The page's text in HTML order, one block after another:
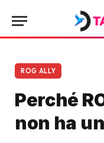
ROG ALLY
Perché
non ha